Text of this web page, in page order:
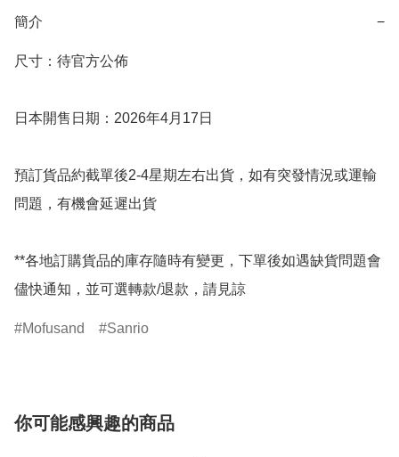
簡介 −
尺寸：待官方公佈
日本開售日期：2026年4月17日
預訂貨品約截單後2-4星期左右出貨，如有突發情況或運輸
問題，有機會延遲出貨
**各地訂購貨品的庫存隨時有變更，下單後如遇缺貨問題會
儘快通知，並可選轉款/退款，請見諒
Mofusand Sanrio
你可能感興趣的商品